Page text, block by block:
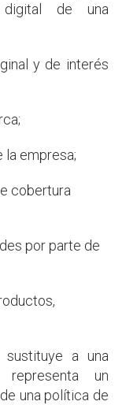
de una
y de interés
la empresa;
cobertura
por parte de
a una
un
una política de